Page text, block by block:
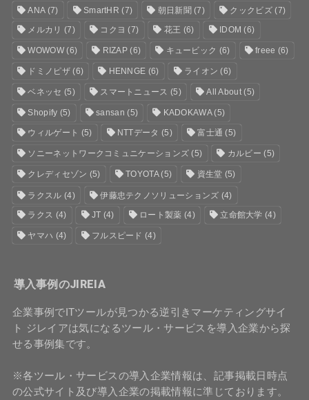
ANA(7) SmartHR (7) 朝日新聞(7) クックビズ(7)
メルカリ (7) コクヨ (7) 花王 (6) IDOM (6)
WOWOW(6) RIZAP (6) キュービック (6) freee (6)
ドミノピザ(6) HENNGE (6) ライオン (6)
ベネッセ (5) スマートニュース (5) All About(5)
Shopify (5) sansan (5) KADOKAWA(5)
ウィルゲート (5) NTTデータ (5) 富士通 (5)
ソニーネットワークコミュニケーションズ (5) カルビー (5)
クレディセゾン (5) TOYOTA(5) 資生堂 (5)
ラクスル (4) 伊藤忠テクノソリューションズ (4)
ラクス (4) JT (4) ロート製薬 (4) 立命館大学 (4)
ヤマハ (4) フルスピード (4)
導入事例のJIREIA
企業事例でITツールが見つかる逆引きマーケティングサイ
ト ジレイアは気になるツール・サービスを導入企業から探
せる事例集です。
※各ツール・サービスの導入企業情報は、記事掲載日時点
の公式サイト及び導入企業の掲載情報に準じております。